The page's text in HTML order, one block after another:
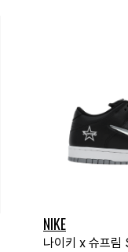
NIKE
나이키 x 슈프림